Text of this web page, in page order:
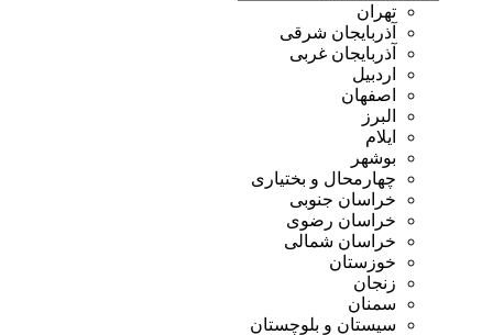
تهران
آذربایجان شرقی
آذربایجان غربی
اردبیل
اصفهان
البرز
ایلام
بوشهر
چهارمحال و بختیاری
خراسان جنوبی
خراسان رضوی
خراسان شمالی
خوزستان
زنجان
سمنان
سیستان و بلوچستان